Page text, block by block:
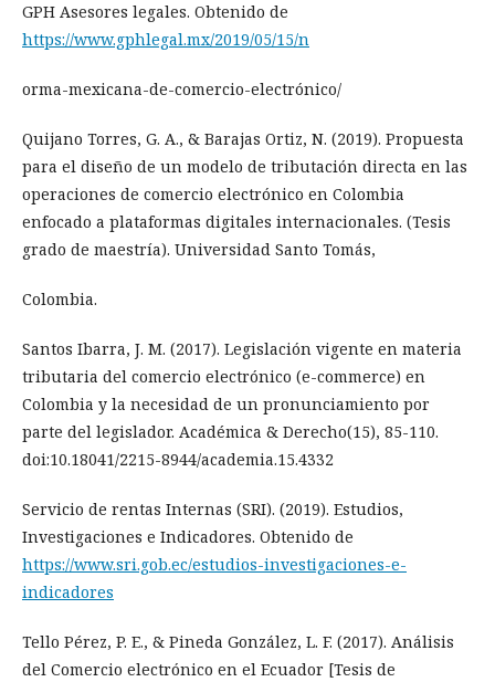
GPH Asesores legales. Obtenido de
https://www.gphlegal.mx/2019/05/15/n
orma-mexicana-de-comercio-electrónico/
Quijano Torres, G. A., & Barajas Ortiz, N. (2019). Propuesta
para el diseño de un modelo de tributación directa en las
operaciones de comercio electrónico en Colombia
enfocado a plataformas digitales internacionales. (Tesis
grado de maestría). Universidad Santo Tomás,
Colombia.
Santos Ibarra, J. M. (2017). Legislación vigente en materia
tributaria del comercio electrónico (e-commerce) en
Colombia y la necesidad de un pronunciamiento por
parte del legislador. Académica & Derecho(15), 85-110.
doi:10.18041/2215-8944/academia.15.4332
Servicio de rentas Internas (SRI). (2019). Estudios,
Investigaciones e Indicadores. Obtenido de
https://www.sri.gob.ec/estudios-investigaciones-e-
indicadores
Tello Pérez, P. E., & Pineda González, L. F. (2017). Análisis
del Comercio electrónico en el Ecuador [Tesis de